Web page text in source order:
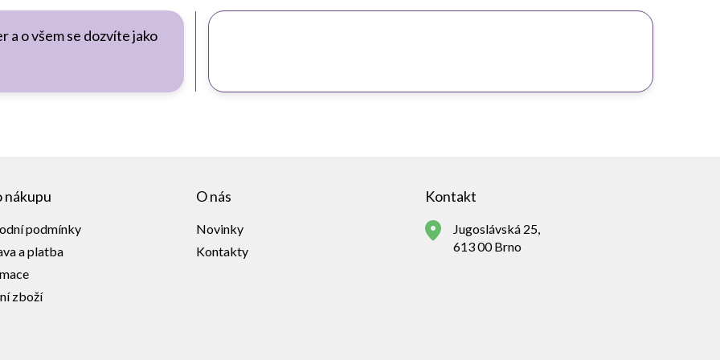
o všem se dozvíte jako
nákupu
podmínky
a platba
zboží
O nás
Novinky
Kontakty
Kontakt
Jugoslávská 25,
613 00 Brno